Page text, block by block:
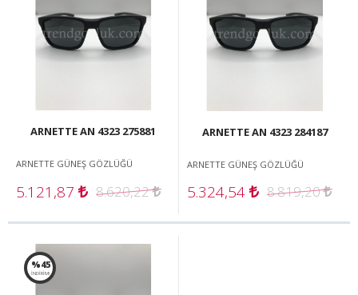
ARNETTE AN 4323 275881
ARNETTE GÜNEŞ GÖZLÜĞÜ
5.121,87 8.620,22
ARNETTE AN 4323 284187
ARNETTE GÜNEŞ GÖZLÜĞÜ
5.324,54 8.819,20
%45
İNDİRİM!